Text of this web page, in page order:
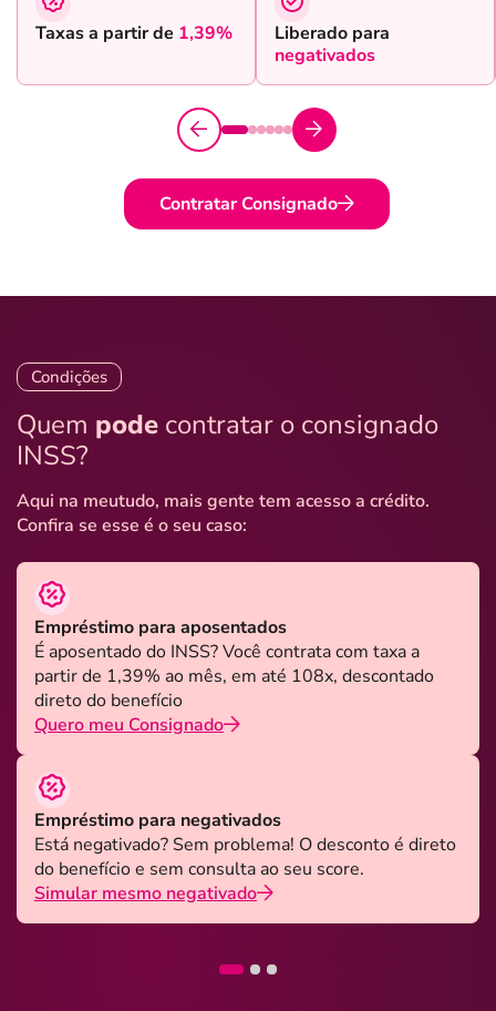
Taxas a partir de 1,39%
Liberado para
negativados
Contratar Consignado
Condições
Quem pode contratar o consignado
INSS?
Aqui na meutudo, mais gente tem acesso a crédito.
Confira se esse é o seu caso:
Empréstimo para aposentados
É aposentado do INSS? Você contrata com taxa a
partir de 1,39% ao mês, em até 108x, descontado
direto do benefício
Quero meu Consignado
Empréstimo para negativados
Está negativado? Sem problema! O desconto é direto
do benefício e sem consulta ao seu score.
Simular mesmo negativado